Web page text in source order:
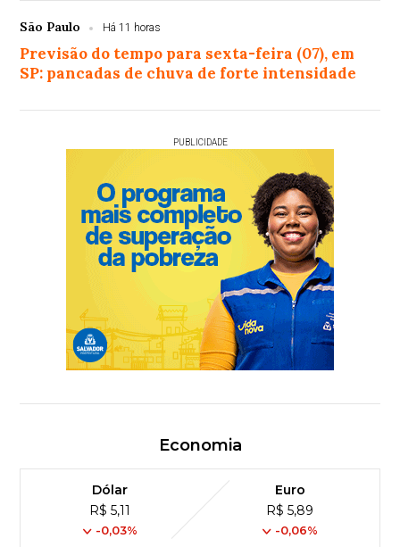
São Paulo Há 11 horas
Previsão do tempo para sexta-feira (07), em
SP: pancadas de chuva de forte intensidade
PUBLICIDADE
Economia
Dólar
R$ 5,11
-0,03%
Euro
R$ 5,89
-0,06%